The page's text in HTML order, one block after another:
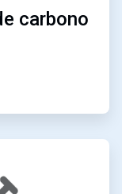
carbono